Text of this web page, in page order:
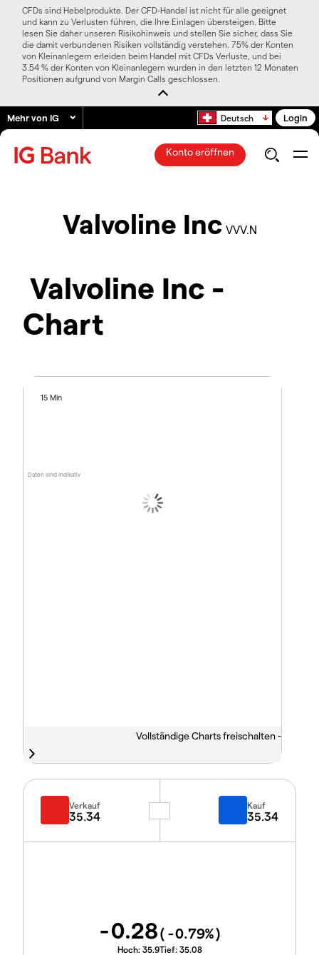
CFDs sind Hebelprodukte. Der CFD-Handel ist nicht für alle geeignet
und kann zu Verlusten führen, die Ihre Einlagen übersteigen. Bitte
lesen Sie daher unseren Risikohinweis und stellen Sie sicher, dass Sie
die damit verbundenen Risiken vollständig verstehen. 75% der Konten
von Kleinanlegern erleiden beim Handel mit CFDs Verluste, und bei
3.54 % der Konten von Kleinanlegern wurden in den letzten 12 Monaten
Positionen aufgrund von Margin Calls geschlossen.
Mehr von IG Deutsch Login
Konto eröffnen
Valvoline Inc VVV.N
Valvoline Inc -
Chart
Daten sind indikativ
15 Min
Vollständige Charts freischalten -
Verkauf
35.34
Kauf
35.34
-0.28( -0.79%)
Hoch: 35.9Tief: 35.08